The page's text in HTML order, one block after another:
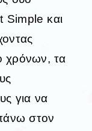
Simple και
χρόνων, τα
για να
στον